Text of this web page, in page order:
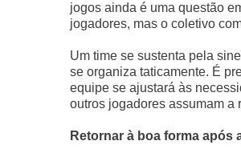
jogos ainda é uma questão
jogadores, mas o coletivo
Um time se sustenta pela
se organiza taticamente. É
equipe se ajustará às
outros jogadores assumam
Retornar à boa forma após